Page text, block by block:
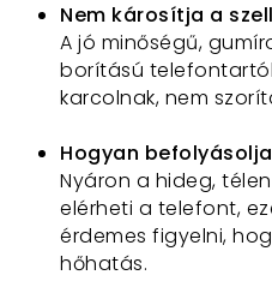
Nem károsítja a
A jó minőségű,
borítású
karcolnak, nem
Hogyan
Nyáron a hideg,
elérheti a telefont,
érdemes figyelni,
hőhatás.